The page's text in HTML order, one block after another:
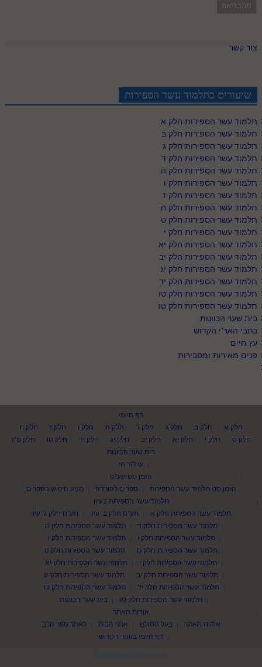
מהבריאה
צור קשר
שיעורים בתלמוד עשר הספירות
תלמוד עשר הספירות חלק א
תלמוד עשר הספירות חלק ב
תלמוד עשר הספירות חלק ג
תלמוד עשר הספירות חלק ד
תלמוד עשר הספירות חלק ה
תלמוד עשר הספירות חלק ו
תלמוד עשר הספירות חלק ז
תלמוד עשר הספירות חלק ח
תלמוד עשר הספירות חלק ט
תלמוד עשר הספירות חלק י
תלמוד עשר הספירות חלק יא
תלמוד עשר הספירות חלק יב
תלמוד עשר הספירות חלק יג
תלמוד עשר הספירות חלק יד
תלמוד עשר הספירות חלק טו
תלמוד עשר הספירות חלק טז
בית שער הכוונות
כתבי האר"י הקדוש
עץ חיים
פנים מאירות ומסבירות
דף היומי
חלק א
חלק ב חלק ג חלק ד חלק ה חלק ו חלק ז
חלק ח
חלק ט
חלק י חלק יא חלק יב חלק יג חלק יד חלק טו
חלק ט"ז
בית שער הכוונות
שידור חי
הזמן סט תע"ס
הזמן סט תלמוד עשר הספירות
ספרים להורדה
מנוע חיפוש בספרים
תלמוד עשר הספירות בעיון
תלמוד עשר הספירות חלק א
תע"ס חלק ב' עיון
תע"ס חלק ג' עיון
תלמוד עשר הספירות חלק ד
תלמוד עשר הספירות חלק ה
תלמוד עשר הספירות חלק ו
תלמוד עשר הספירות חלק ז
תלמוד עשר הספירות חלק ח
תלמוד עשר הספירות חלק ט
תלמוד עשר הספירות חלק י
תלמוד עשר הספירות חלק יא
תלמוד עשר הספירות חלק יב
תלמוד עשר הספירות חלק יג
תלמוד עשר הספירות חלק יד
תלמוד עשר הספירות חלק טו
תלמוד עשר הספירות חלק טז
בית שער הכוונות
אודות האתר
אודות האתר
בעל הסולם אתר הבית
לאתר ספר הרב
דף היומי בזוהר הקדוש
Designed by Laisner